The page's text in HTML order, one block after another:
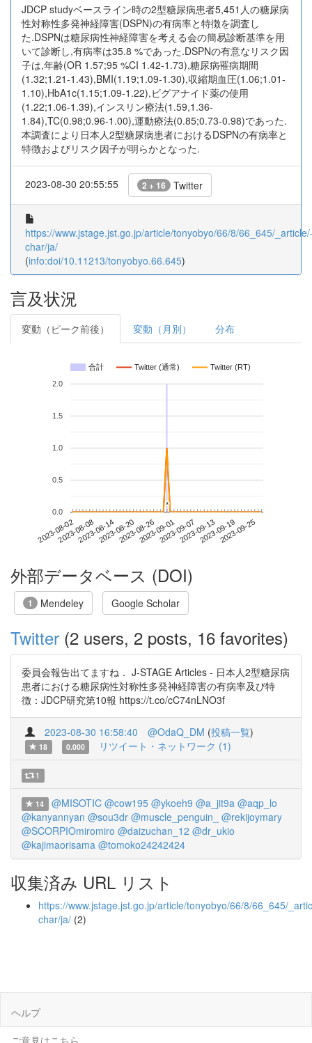
JDCP studyベースライン時の2型糖尿病患者5,451人の糖尿病
性対称性多発神経障害(DSPN)の有病率と特徴を調査し
た.DSPNは糖尿病性神経障害を考える会の簡易診断基準を用
いて診断し,有病率は35.8 %であった.DSPNの有意なリスク因
子は,年齢(OR 1.57;95 %CI 1.42-1.73),糖尿病罹病期間
(1.32;1.21-1.43),BMI(1.19;1.09-1.30),収縮期血圧(1.06;1.01-
1.10),HbA1c(1.15;1.09-1.22),ビグアナイド薬の使用
(1.22;1.06-1.39),インスリン療法(1.59,1.36-
1.84),TC(0.98;0.96-1.00),運動療法(0.85;0.73-0.98)であった.
本調査により日本人2型糖尿病患者におけるDSPNの有病率と
特徴およびリスク因子が明らかとなった.
2023-08-30 20:55:55 2 + 16 Twitter
https://www.jstage.jst.go.jp/article/tonyobyo/66/8/66_645/
char/ja/
(info:doi/10.11213/tonyobyo.66.645)
言及状況
変動（ピーク前後） 変動（月別） 分布
合計 Twitter (通常) Twitter (RT)
2023-08-022023-08-082023-08-142023-08-202023-08-262023-09-012023-09-072023-09-132023-09-192023-09-25
0.0
0.5
1.0
1.5
2.0
*
*
外部データベース (DOI)
1 Mendeley Google Scholar
Twitter (2 users, 2 posts, 16 favorites)
委員会報告出てますね． J-STAGE Articles - 日本人2型糖尿病
患者における糖尿病性対称性多発神経障害の有病率及び特
徴：JDCP研究第10報 https://t.co/cC74nLNO3f
2023-08-30 16:58:40 @OdaQ_DM (投稿一覧)
18 0.000 リツイート・ネットワーク (1)
1
14 @MISOTIC @cow195 @ykoeh9 @a_jit9a @aqp_lo
@kanyannyan @sou3dr @muscle_penguin_
@rekijoymary
@SCORPIOmiromiro @daizuchan_12 @dr_ukio
@kajimaorisama @tomoko24242424
収集済み URL リスト
https://www.jstage.jst.go.jp/article/tonyobyo/66/8/66_645/
char/ja/ (2)
ヘルプ
ご意見はこちら